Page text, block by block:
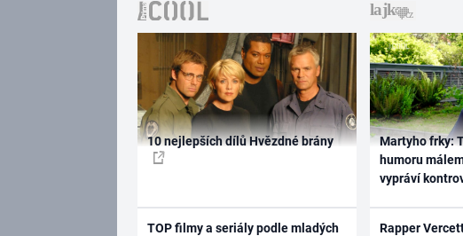
10 nejlepších dílů Hvězdné brány
TOP filmy a seriály podle mladých
Martyho frky:
humoru
vypráví
Rapper